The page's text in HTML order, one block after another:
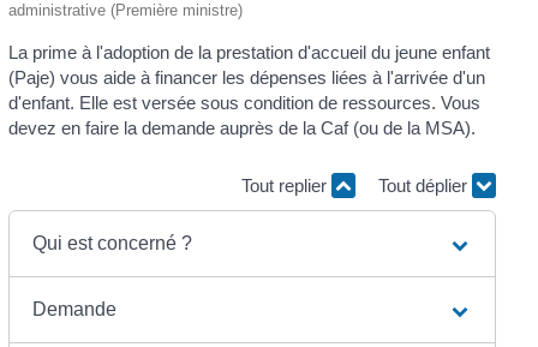
administrative (Première ministre)
La prime à l'adoption de la prestation d'accueil du jeune enfant
(Paje) vous aide à financer les dépenses liées à l'arrivée d'un
d'enfant. Elle est versée sous condition de ressources. Vous
devez en faire la demande auprès de la Caf (ou de la MSA).
Tout replier Tout déplier
Qui est concerné ?
Demande